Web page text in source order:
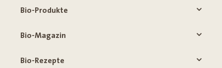
Bio-Produkte
Bio-Magazin
Bio-Rezepte